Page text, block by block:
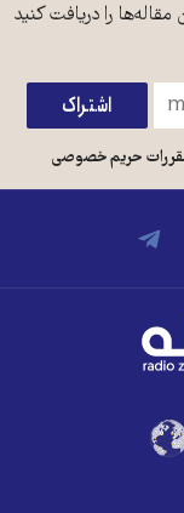
مقاله‌ها را دریافت کنید
حریم خصوصی